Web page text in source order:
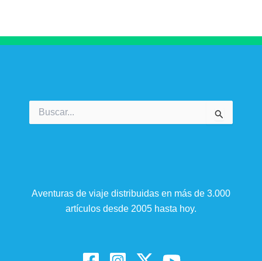
Buscar
por:
Aventuras de viaje distribuidas en más de 3.000
artículos desde 2005 hasta hoy.